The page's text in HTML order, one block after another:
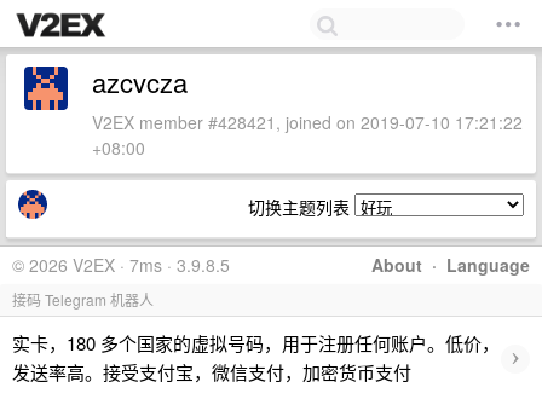
azcvcza
V2EX member #428421, joined on 2019-07-10 17:21:22
+08:00
切换主题列表
About · Language
© 2026 V2EX · 7ms · 3.9.8.5
接码 Telegram 机器人
实卡，180 多个国家的虚拟号码，用于注册任何账户。低价，
发送率高。接受支付宝，微信支付，加密货币支付
›